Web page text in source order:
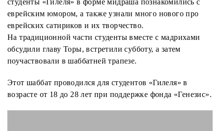
студенты «Гилеля» в форме мидраша познакомились с
еврейским юмором, а также узнали много нового про
еврейских сатириков и их творчество.
На традиционной части студенты вместе с мадрихами
обсудили главу Торы, встретили субботу, а затем
поучаствовали в шаббатней трапезе.
Этот шаббат проводился для студентов «Гилеля» в
возрасте от 18 до 28 лет при поддержке фонда «Генезис».